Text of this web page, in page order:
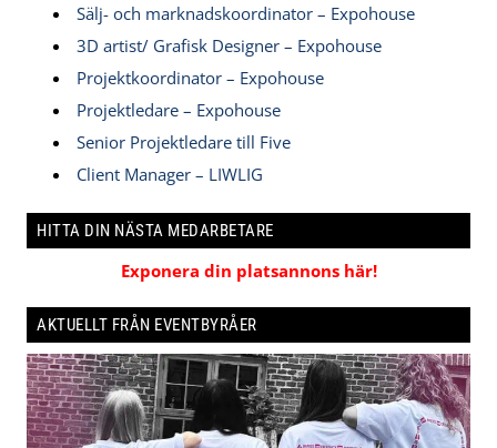
Sälj- och marknadskoordinator – Expohouse
3D artist/ Grafisk Designer – Expohouse
Projektkoordinator – Expohouse
Projektledare – Expohouse
Senior Projektledare till Five
Client Manager – LIWLIG
HITTA DIN NÄSTA MEDARBETARE
Exponera din platsannons här!
AKTUELLT FRÅN EVENTBYRÅER